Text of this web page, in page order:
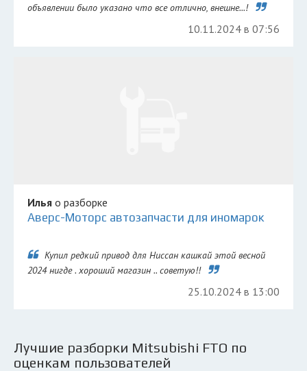
объявлении было указано что все отлично, внешне...!
10.11.2024 в 07:56
Илья о разборке
Аверс-Моторс автозапчасти для иномарок
Купил редкий привод для Ниссан кашкай этой весной
2024 нигде . хороший магазин .. советую!!
25.10.2024 в 13:00
Лучшие разборки Mitsubishi FTO по
оценкам пользователей